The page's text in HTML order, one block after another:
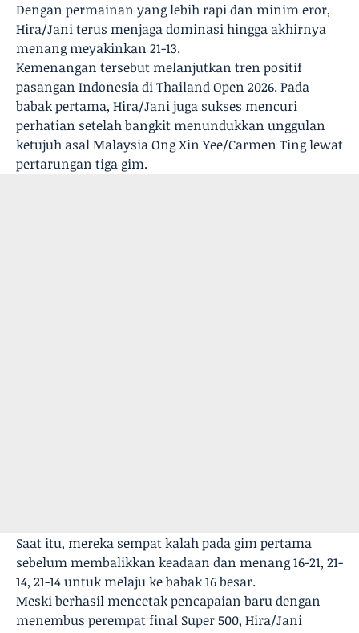
Dengan permainan yang lebih rapi dan minim eror,
Hira/Jani terus menjaga dominasi hingga akhirnya
menang meyakinkan 21-13.
Kemenangan tersebut melanjutkan tren positif
pasangan Indonesia di Thailand Open 2026. Pada
babak pertama, Hira/Jani juga sukses mencuri
perhatian setelah bangkit menundukkan unggulan
ketujuh asal Malaysia Ong Xin Yee/Carmen Ting lewat
pertarungan tiga gim.
Saat itu, mereka sempat kalah pada gim pertama
sebelum membalikkan keadaan dan menang 16-21, 21-
14, 21-14 untuk melaju ke babak 16 besar.
Meski berhasil mencetak pencapaian baru dengan
menembus perempat final Super 500, Hira/Jani